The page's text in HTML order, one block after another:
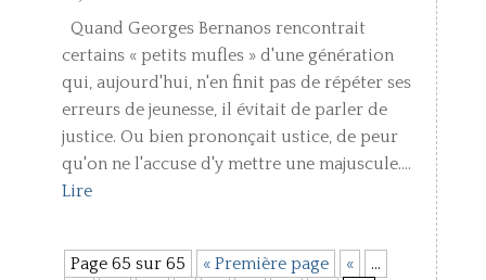
Quand Georges Bernanos rencontrait
certains « petits mufles » d'une génération
qui, aujourd'hui, n'en finit pas de répéter ses
erreurs de jeunesse, il évitait de parler de
justice. Ou bien prononçait ustice, de peur
qu'on ne l'accuse d'y mettre une majuscule....
Lire
Page 65 sur 65 « Première page «
…